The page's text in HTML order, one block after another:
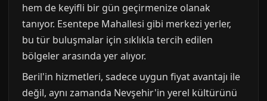
hem de keyifli bir gün geçirmenize olanak
tanıyor. Esentepe Mahallesi gibi merkezi yerler,
bu tür buluşmalar için sıklıkla tercih edilen
bölgeler arasında yer alıyor.
Beril'in hizmetleri, sadece uygun fiyat avantajı ile
değil, aynı zamanda Nevşehir'in yerel kültürünü